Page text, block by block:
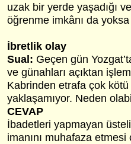
uzak bir yerde yaşadığı
öğrenme imkânı da
İbretlik olay
Sual: Geçen gün
ve günahları açıktan
Kabrinden etrafa çok kötü
yaklaşamıyor. Neden
CEVAP
İbadetleri yapmayan
imanını muhafaza